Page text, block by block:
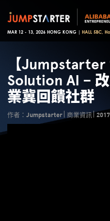
MAR 12 - 13, 2026 HONG KONG | HALL 5BC,
【
Solution AI –
業冀回饋社群
作者：Jumpstarter 商業資訊